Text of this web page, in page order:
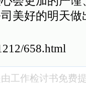
美好的明天
658.html
工作检讨书免费